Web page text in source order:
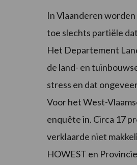
In Vlaanderen
toe slechts partiële
Het Departement
de land- en
stress en dat
Voor het West-
enquête in. Circa 17
verklaarde niet
HOWEST en